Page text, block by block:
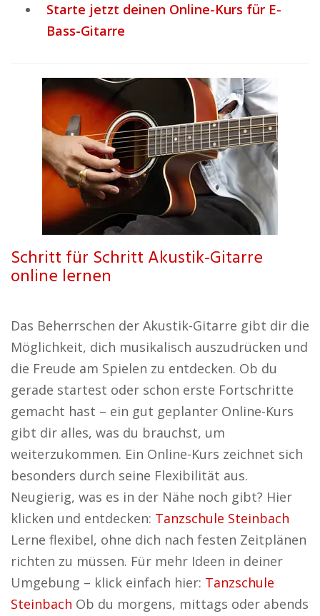
Starte jetzt deinen Online-Kurs für E-
Bass-Gitarre
Schritt für Schritt Akustik-Gitarre
online lernen
Das Beherrschen der Akustik-Gitarre gibt dir die
Möglichkeit, dich musikalisch auszudrücken und
die Freude am Spielen zu entdecken. Ob du
gerade startest oder schon erste Fortschritte
gemacht hast – ein gut geplanter Online-Kurs
gibt dir alles, was du brauchst, um
weiterzukommen. Ein Online-Kurs zeichnet sich
besonders durch seine Flexibilität aus.
Neugierig, was es in der Nähe noch gibt? Hier
klicken und entdecken: Tanzschule Steinbach
Lerne flexibel, ohne dich nach festen Zeitplänen
richten zu müssen. Für mehr Ideen in deiner
Umgebung – klick einfach hier: Tanzschule
Steinbach Ob du morgens, mittags oder abends